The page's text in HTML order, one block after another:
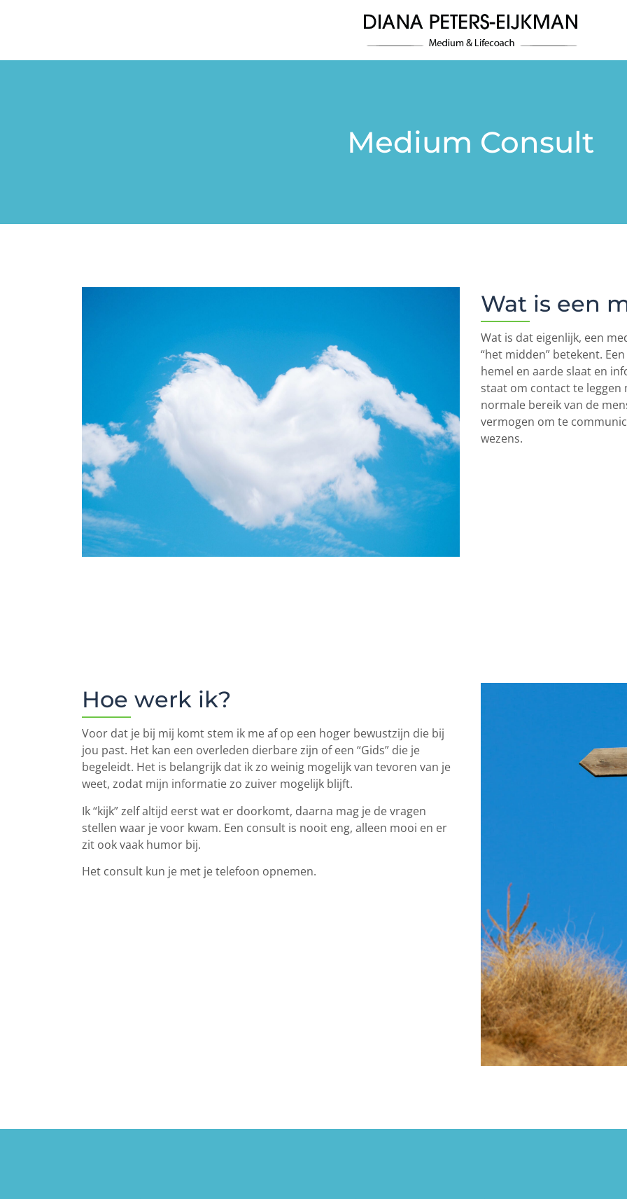
Medium Consult
Wat is een
Wat is dat eigenlijk, een
“het midden” betekent.
hemel en aarde slaat en
staat om contact te
normale bereik van de
vermogen om te
wezens.
Hoe werk ik?
Voor dat je bij mij komt stem ik me af op een hoger bewustzijn die bij
jou past. Het kan een overleden dierbare zijn of een “Gids” die je
begeleidt. Het is belangrijk dat ik zo weinig mogelijk van tevoren van je
weet, zodat mijn informatie zo zuiver mogelijk blijft.
Ik “kijk” zelf altijd eerst wat er doorkomt, daarna mag je de vragen
stellen waar je voor kwam. Een consult is nooit eng, alleen mooi en er
zit ook vaak humor bij.
Het consult kun je met je telefoon opnemen.